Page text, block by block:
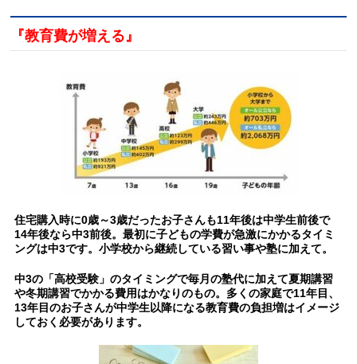
『教育費が増える』
住宅購入時に0歳～3歳だったお子さんも11年後は中学生前後で
14年後なら中3前後。最初に子どもの学費が急激にかかるタイミ
ングは中3です。小学校から継続している習い事や塾に加えて。
中3の「高校受験」のタイミングで毎月の塾代に加えて夏期講習
や冬期講習でかかる費用はかなりのもの。 多くの家庭で11年目、
13年目のお子さんが中学生以降になる教育費の負担増はイメージ
しておく必要があります。